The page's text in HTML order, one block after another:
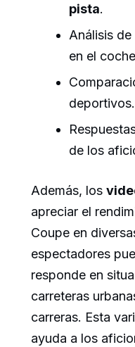
pista.
Análisis de
en el
deportivos.
de los
Además, los
apreciar el
Coupe en
espectadores
responde en
carreteras
carreras. Esta
ayuda a los